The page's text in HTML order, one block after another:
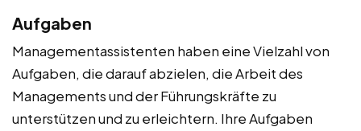
Aufgaben
Managementassistenten haben eine Vielzahl von
Aufgaben, die darauf abzielen, die Arbeit des
Managements und der Führungskräfte zu
unterstützen und zu erleichtern. Ihre Aufgaben